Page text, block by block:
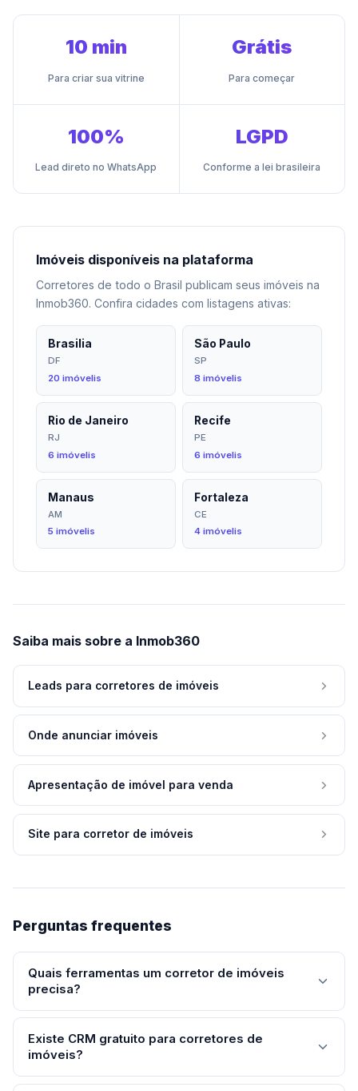
10 min
Para criar sua vitrine
Grátis
Para começar
100%
Lead direto no WhatsApp
LGPD
Conforme a lei brasileira
Imóveis disponíveis na plataforma
Corretores de todo o Brasil publicam seus imóveis na
Inmob360. Confira cidades com listagens ativas:
Brasilia
DF
20 imóvelis
São Paulo
SP
8 imóvelis
Rio de Janeiro
RJ
6 imóvelis
Recife
PE
6 imóvelis
Manaus
AM
5 imóvelis
Fortaleza
CE
4 imóvelis
Saiba mais sobre a Inmob360
Leads para corretores de imóveis
Onde anunciar imóveis
Apresentação de imóvel para venda
Site para corretor de imóveis
Perguntas frequentes
Quais ferramentas um corretor de imóveis
precisa?
As ferramentas essenciais de um corretor moderno
são: (1) vitrine digital para divulgar imóveis com link
profissional, (2) WhatsApp Business para gestão de
conversas, (3) Google Agenda ou similar para organizar
Existe CRM gratuito para corretores de
imóveis?
Sim. Opções como HubSpot CRM, Zoho CRM (plano